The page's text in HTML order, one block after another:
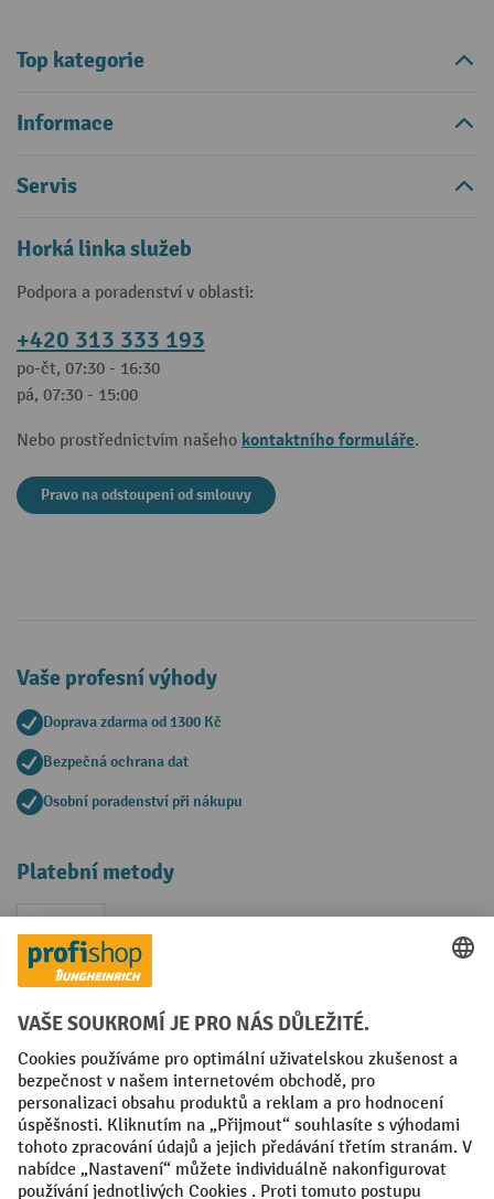
Top kategorie
Informace
Servis
Horká linka služeb
Podpora a poradenství v oblasti:
+420 313 333 193
po-čt, 07:30 - 16:30
pá, 07:30 - 15:00
Nebo prostřednictvím našeho kontaktního formuláře.
Pravo na odstoupeni od smlouvy
Vaše profesní výhody
Doprava zdarma od 1300 Kč
Bezpečná ochrana dat
Osobní poradenství při nákupu
Platební metody
Faktura
Sociální sítě
Facebook
YouTubeLinkedIn
VODP Otisk